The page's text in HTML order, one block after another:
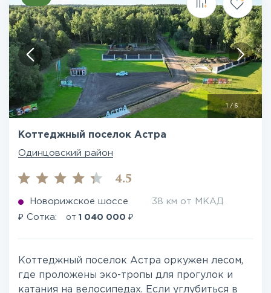
1 / 6
Коттеджный поселок Астра
Одинцовский район
4.5
Новорижское шоссе 38 км от МКАД
₽ Сотка: от 1 040 000 ₽
Коттеджный поселок Астра оркужен лесом,
где проложены эко-тропы для прогулок и
катания на велосипедах. Если углубиться в